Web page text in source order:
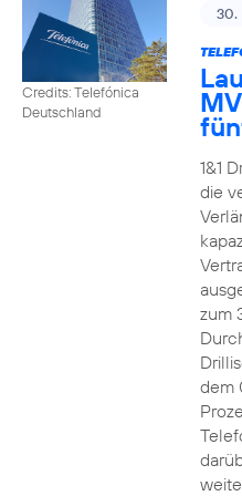
Credits: Telefónica
Deutschland
30.
1&1
die
zum
dem